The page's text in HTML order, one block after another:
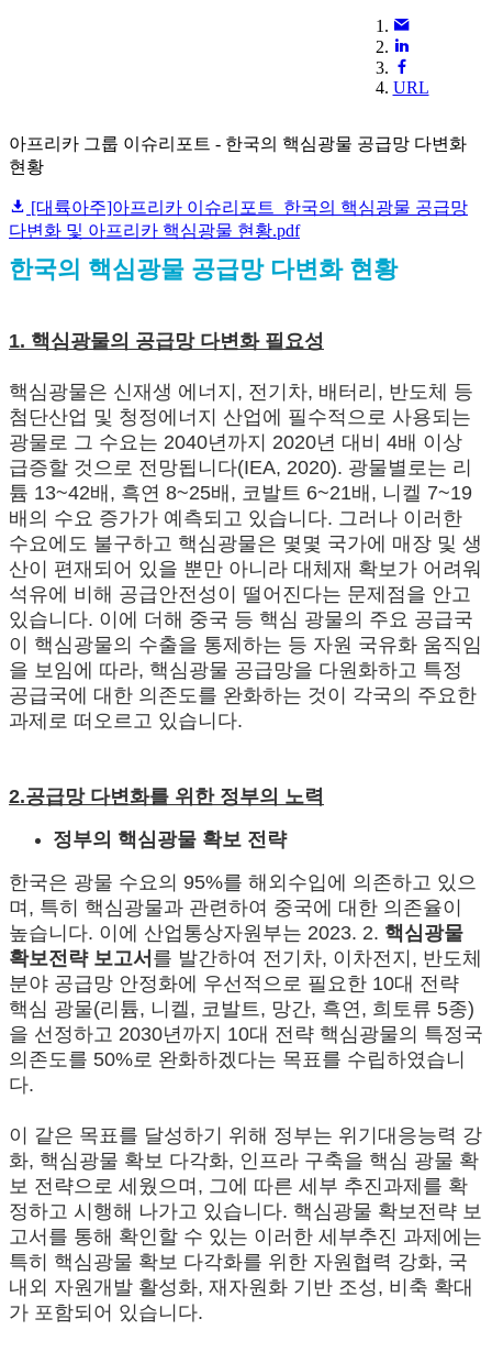
URL
아프리카 그룹 이슈리포트 - 한국의 핵심광물 공급망 다변화
현황
[대륙아주]아프리카 이슈리포트_한국의 핵심광물 공급망
다변화 및 아프리카 핵심광물 현황.pdf
한국의 핵심광물 공급망 다변화 현황
1. 핵심광물의 공급망 다변화 필요성
핵심광물은 신재생 에너지, 전기차, 배터리, 반도체 등
첨단산업 및 청정에너지 산업에 필수적으로 사용되는
광물로 그 수요는 2040년까지 2020년 대비 4배 이상
급증할 것으로 전망됩니다(IEA, 2020). 광물별로는 리
튬 13~42배, 흑연 8~25배, 코발트 6~21배, 니켈 7~19
배의 수요 증가가 예측되고 있습니다. 그러나 이러한
수요에도 불구하고 핵심광물은 몇몇 국가에 매장 및 생
산이 편재되어 있을 뿐만 아니라 대체재 확보가 어려워
석유에 비해 공급안전성이 떨어진다는 문제점을 안고
있습니다. 이에 더해 중국 등 핵심 광물의 주요 공급국
이 핵심광물의 수출을 통제하는 등 자원 국유화 움직임
을 보임에 따라, 핵심광물 공급망을 다원화하고 특정
공급국에 대한 의존도를 완화하는 것이 각국의 주요한
과제로 떠오르고 있습니다.
2.공급망 다변화를 위한 정부의 노력
정부의 핵심광물 확보 전략
한국은 광물 수요의 95%를 해외수입에 의존하고 있으
며, 특히 핵심광물과 관련하여 중국에 대한 의존율이
높습니다. 이에 산업통상자원부는 2023. 2. 핵심광물
확보전략 보고서 를 발간하여 전기차, 이차전지, 반도체
분야 공급망 안정화에 우선적으로 필요한 10대 전략
핵심 광물(리튬, 니켈, 코발트, 망간, 흑연, 희토류 5종)
을 선정하고 2030년까지 10대 전략 핵심광물의 특정국
의존도를 50%로 완화하겠다는 목표를 수립하였습니
다.
이 같은 목표를 달성하기 위해 정부는 위기대응능력 강
화, 핵심광물 확보 다각화, 인프라 구축을 핵심 광물 확
보 전략으로 세웠으며, 그에 따른 세부 추진과제를 확
정하고 시행해 나가고 있습니다. 핵심광물 확보전략 보
고서를 통해 확인할 수 있는 이러한 세부추진 과제에는
특히 핵심광물 확보 다각화를 위한 자원협력 강화, 국
내외 자원개발 활성화, 재자원화 기반 조성, 비축 확대
가 포함되어 있습니다.